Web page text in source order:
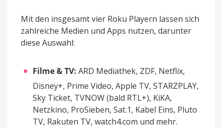
Mit den insgesamt vier Roku Playern lassen sich
zahlreiche Medien und Apps nutzen, darunter
diese Auswahl:
Filme & TV: ARD Mediathek, ZDF, Netflix,
Disney+, Prime Video, Apple TV, STARZPLAY,
Sky Ticket, TVNOW (bald RTL+), KiKA,
Netzkino, ProSieben, Sat.1, Kabel Eins, Pluto
TV, Rakuten TV, watch4.com und mehr.